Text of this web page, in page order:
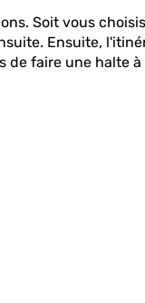
Soit vous
Ensuite,
de faire une halte